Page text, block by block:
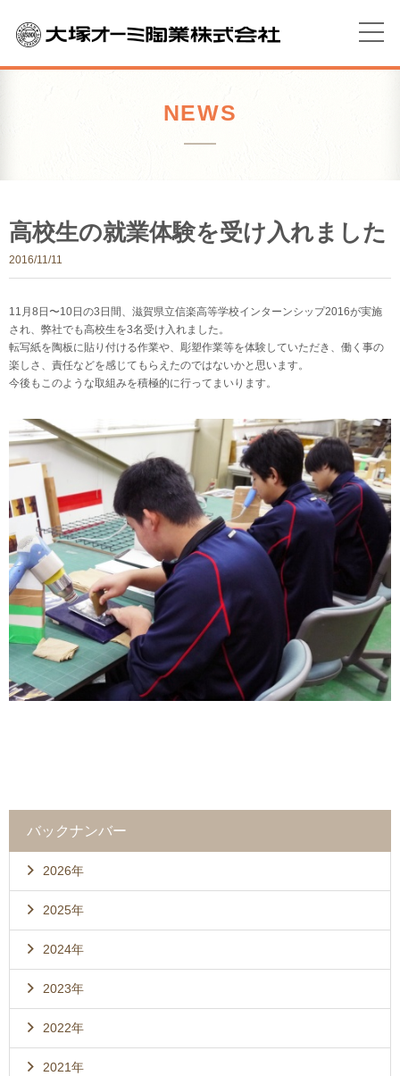
NEWS
高校生の就業体験を受け入れました
2016/11/11
11月8日〜10日の3日間、滋賀県立信楽高等学校インターンシップ2016が実施
され、弊社でも高校生を3名受け入れました。
転写紙を陶板に貼り付ける作業や、彫塑作業等を体験していただき、働く事の
楽しさ、責任などを感じてもらえたのではないかと思います。
今後もこのような取組みを積極的に行ってまいります。
バックナンバー
2026年
2025年
2024年
2023年
2022年
2021年